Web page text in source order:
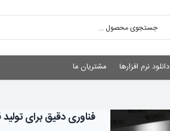
دانلود نرم افزارها مشتریان ما
فناوری دقیق برای